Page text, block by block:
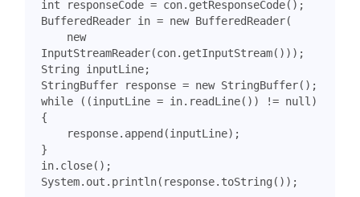
int responseCode = con. getResponseCode();
BufferedReader in = new BufferedReader(
new
InputStreamReader(con. getInputStream()));
String
inputLine;
StringBuffer
response = new StringBuffer();
while
((inputLine = in. readLine()) != null )
{
response. append (inputLine);
}
in. close();
System. out . println( response. toString ());